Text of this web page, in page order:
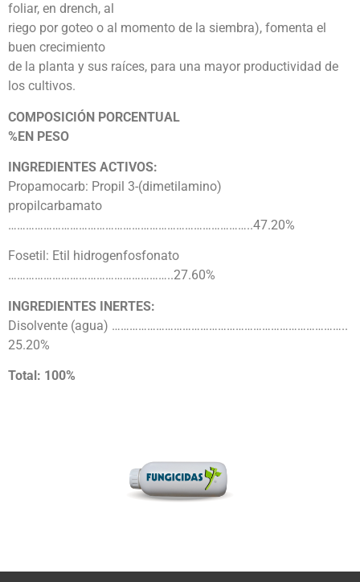
foliar, en drench, al
riego por goteo o al momento de la siembra), fomenta el
buen crecimiento
de la planta y sus raíces, para una mayor productividad de
los cultivos.
COMPOSICIÓN PORCENTUAL
%EN PESO
INGREDIENTES ACTIVOS:
Propamocarb: Propil 3-(dimetilamino)
propilcarbamato
………………………………………………………………………..47.20%
Fosetil: Etil hidrogenfosfonato
………………………………………………..27.60%
INGREDIENTES INERTES:
Disolvente (agua) ……………………………………………………………………..
25.20%
Total: 100%